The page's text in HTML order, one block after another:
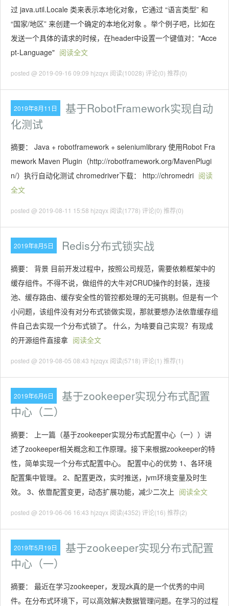
过 java.util.Locale 类来表示本地化对象，它通过 “语言类型” 和
“国家/地区” 来创建一个确定的本地化对象 。举个例子吧，比如在
发送一个具体的请求的时候，在header中设置一个键值对："Acce
pt-Language" 阅读全文
posted @ 2019-09-16 09:09 hjzqyx 阅读(10028) 评论(0) 推荐(0)
2019年8月11日
基于RobotFramework实现自动
化测试
摘要： Java + robotframework + seleniumlibrary 使用Robot Fra
mework Maven Plugin（http://robotframework.org/MavenPlugi
n/）执行自动化测试 chromedriver下载： http://chromedri 阅读
全文
posted @ 2019-08-11 15:58 hjzqyx 阅读(1778) 评论(0) 推荐(0)
2019年8月5日 Redis分布式锁实战
摘要： 背景 目前开发过程中，按照公司规范，需要依赖框架中的
缓存组件。不得不说，做组件的大牛对CRUD操作的封装，连接
池、缓存路由、缓存安全性的管控都处理的无可挑剔。但是有一个
小问题，该组件没有对分布式锁做实现，那就要想办法依靠缓存组
件自己去实现一个分布式锁了。 什么，为啥要自己实现？有现成
的开源组件直接拿 阅读全文
posted @ 2019-08-05 08:43 hjzqyx 阅读(5718) 评论(1) 推荐(1)
2019年6月6日
基于zookeeper实现分布式配置
中心（二）
摘要： 上一篇（基于zookeeper实现分布式配置中心（一））讲
述了zookeeper相关概念和工作原理。接下来根据zookeeper的特
性，简单实现一个分布式配置中心。 配置中心的优势 1、各环境
配置集中管理。 2、配置更改，实时推送，jvm环境变量及时生
效。 3、依靠配置变更，动态扩展功能，减少二次上 阅读全文
posted @ 2019-06-06 16:43 hjzqyx 阅读(4352) 评论(16) 推荐(2)
2019年5月19日
基于zookeeper实现分布式配置
中心（一）
摘要： 最近在学习zookeeper，发现zk真的是一个优秀的中间
件。在分布式环境下，可以高效解决数据管理问题。在学习的过程